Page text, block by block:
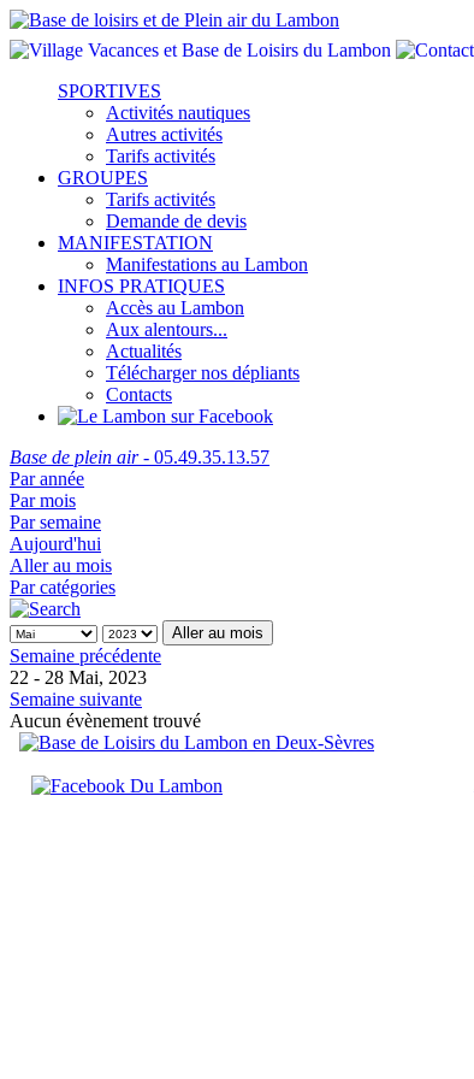
SPORTIVES
Activités nautiques
Autres activités
Tarifs activités
GROUPES
Tarifs activités
Demande de devis
MANIFESTATION
Manifestations au Lambon
INFOS PRATIQUES
Accès au Lambon
Aux alentours...
Actualités
Télécharger nos dépliants
Contacts
Base de plein air- 05.49.35.13.57
Par année
Par mois
Par semaine
Aujourd'hui
Aller au mois
Par catégories
Aller au mois
Semaine précédente
22 - 28 Mai, 2023
Semaine suivante
Aucun évènement trouvé